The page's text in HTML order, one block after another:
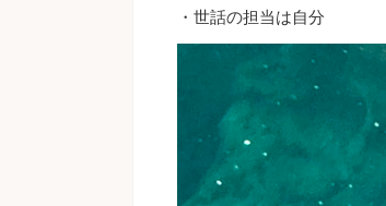
・世話の担当は自分